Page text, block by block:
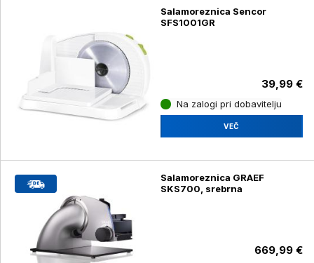
Salamoreznica Sencor
SFS1001GR
39,99 €
Na zalogi pri dobavitelju
VEČ
Salamoreznica GRAEF
SKS700, srebrna
669,99 €